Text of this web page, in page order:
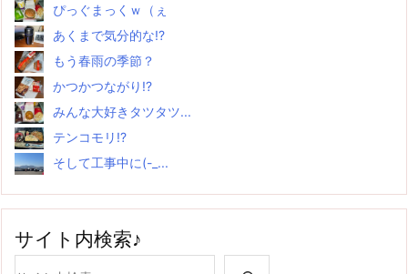
ぴっぐまっくｗ（ぇ
あくまで気分的な!?
もう春雨の季節？
かつかつながり!?
みんな大好きタツタツ...
テンコモリ!?
そして工事中に(-_...
サイト内検索♪